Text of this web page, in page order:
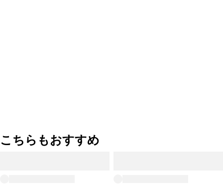
こちらもおすすめ